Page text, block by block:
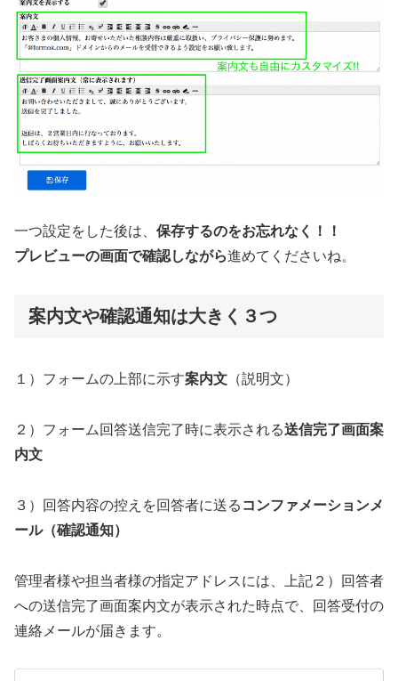
一つ設定をした後は、 保存するのをお忘れなく！！
プレビューの画面で確認しながら進めてくださいね。
案内文や確認通知は大きく３つ
１）フォームの上部に示す案内文 （説明文）
２）フォーム回答送信完了時に表示される送信完了画面案
内文
３）回答内容の控えを回答者に送る コンファメーションメ
ール（確認通知）
管理者様や担当者様の指定アドレスには、上記２）回答者
への送信完了画面案内文が表示された時点で、回答受付の
連絡メールが届きます。